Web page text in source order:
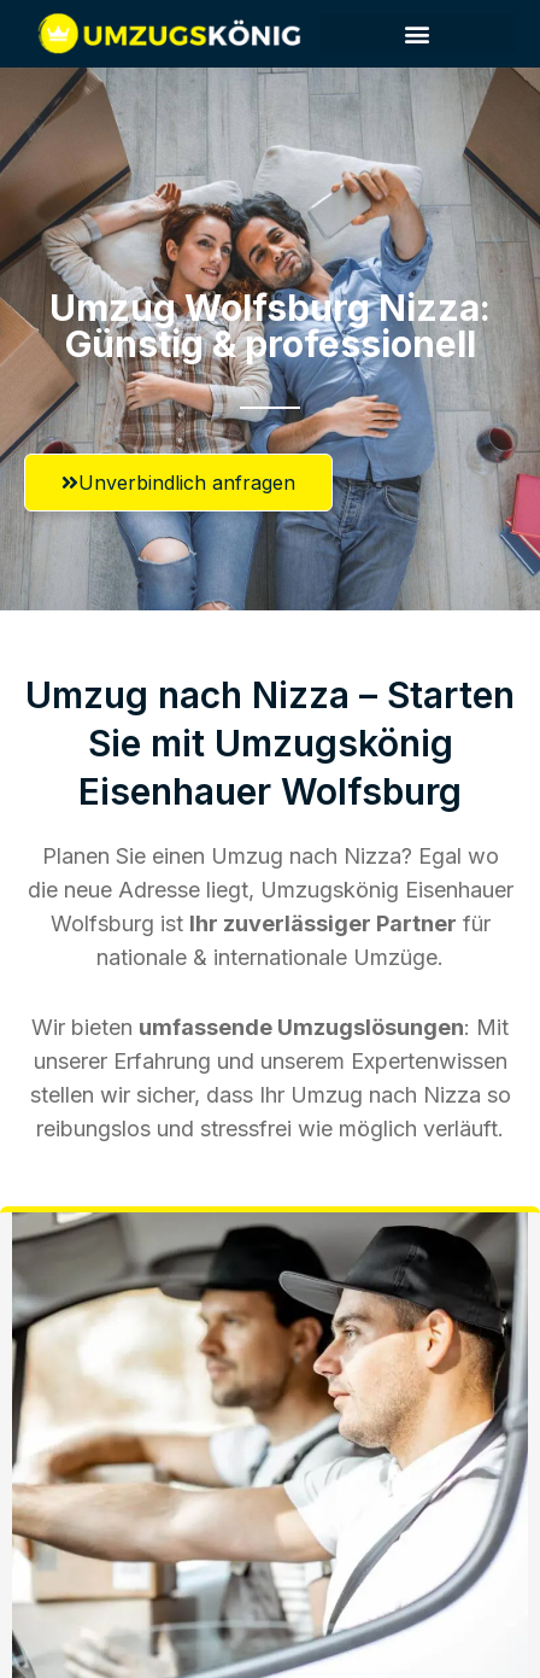
Umzug Wolfsburg​ Nizza:
Günstig & professionell​
Unverbindlich anfragen
Umzug nach Nizza – Starten
Sie mit Umzugskönig
Eisenhauer Wolfsburg
Planen Sie einen Umzug nach Nizza? Egal wo
die neue Adresse liegt, Umzugskönig Eisenhauer
Wolfsburg ist Ihr zuverlässiger Partner für
nationale & internationale Umzüge.
Wir bieten umfassende Umzugslösungen: Mit
unserer Erfahrung und unserem Expertenwissen
stellen wir sicher, dass Ihr Umzug nach Nizza so
reibungslos und stressfrei wie möglich verläuft.